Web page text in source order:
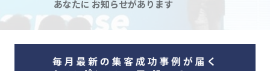
あなたに お知らせがあります